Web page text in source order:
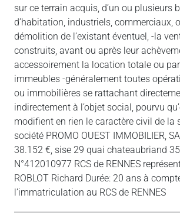
sur ce terrain acquis, d’un ou plusieurs
d’habitation, industriels, commerciaux,
démolition de l’existant éventuel, -la
construits, avant ou après leur
accessoirement la location totale ou
immeubles -généralement toutes
ou immobilières se rattachant
indirectement à l’objet social, pourvu
modifient en rien le caractère civil de la
société PROMO OUEST IMMOBILIER,
38.152 €, sise 29 quai chateaubriand
N°412010977 RCS de RENNES
ROBLOT Richard Durée: 20 ans à
l’immatriculation au RCS de RENNES